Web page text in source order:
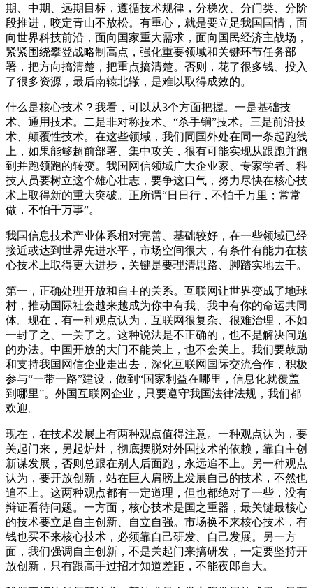
期、中期、远期目标，遵循技术规律，分梯次、分门类、分阶
段推进，咬定青山不放松。有重心，就是要立足我国国情，面
向世界科技前沿，面向国家重大需求，面向国民经济主战场，
紧紧围绕攀登战略制高点，强化重要领域和关键环节任务部
署，把方向搞清楚，把重点搞清楚。否则，花了很多钱、投入
了很多资源，最后南辕北辙，是难以取得成效的。
什么是核心技术？我看，可以从3个方面把握。一是基础技
术、通用技术。二是非对称技术、“杀手锏”技术。三是前沿技
术、颠覆性技术。在这些领域，我们同国外处在同一条起跑线
上，如果能够超前部署、集中攻关，很有可能实现从跟跑并跑
到并跑领跑的转变。我国网信领域广大企业家、专家学者、科
技人员要树立这个雄心壮志，要争这口气，努力尽快在核心技
术上取得新的重大突破。正所谓“日日行，不怕千万里；常常
做，不怕千万事”。
我国信息技术产业体系相对完善、基础较好，在一些领域已经
接近或达到世界先进水平，市场空间很大，有条件有能力在核
心技术上取得更大进步，关键是要理清思路、脚踏实地去干。
第一，正确处理开放和自主的关系。互联网让世界变成了地球
村，推动国际社会越来越成为你中有我、我中有你的命运共同
体。现在，有一种观点认为，互联网很复杂、很难治理，不如
一封了之、一关了之。这种说法是不正确的，也不是解决问题
的办法。中国开放的大门不能关上，也不会关上。我们要鼓励
和支持我国网信企业走出去，深化互联网国际交流合作，积极
参与“一带一路”建设，做到“国家利益在哪里，信息化就覆盖
到哪里”。外国互联网企业，只要遵守我国法律法规，我们都
欢迎。
现在，在技术发展上有两种观点值得注意。一种观点认为，要
关起门来，另起炉灶，彻底摆脱对外国技术的依赖，靠自主创
新谋发展，否则总跟在别人后面跑，永远追不上。另一种观点
认为，要开放创新，站在巨人肩膀上发展自己的技术，不然也
追不上。这两种观点都有一定道理，但也都绝对了一些，没有
辩证看待问题。一方面，核心技术是国之重器，最关键最核心
的技术要立足自主创新、自立自强。市场换不来核心技术，有
钱也买不来核心技术，必须靠自己研发、自己发展。另一方
面，我们强调自主创新，不是关起门来搞研发，一定要坚持开
放创新，只有跟高手过招才知道差距，不能夜郎自大。